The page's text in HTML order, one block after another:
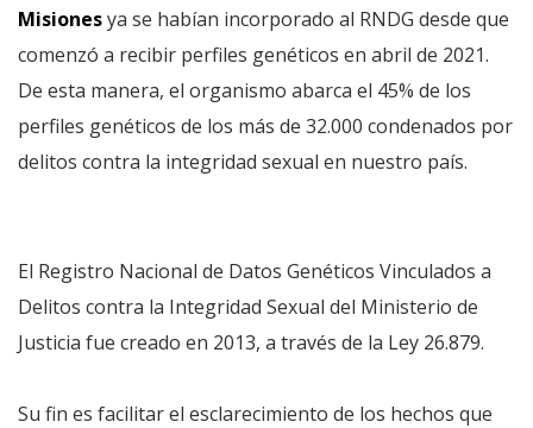
Misionesya se habían incorporado al RNDG desde que
comenzó a recibir perfiles genéticos en abril de 2021.
De esta manera, el organismo abarca el 45% de los
perfiles genéticos de los más de 32.000 condenados por
delitos contra la integridad sexual en nuestro país.
El Registro Nacional de Datos Genéticos Vinculados a
Delitos contra la Integridad Sexual del Ministerio de
Justicia fue creado en 2013, a través de la Ley 26.879.
Su fin es facilitar el esclarecimiento de los hechos que